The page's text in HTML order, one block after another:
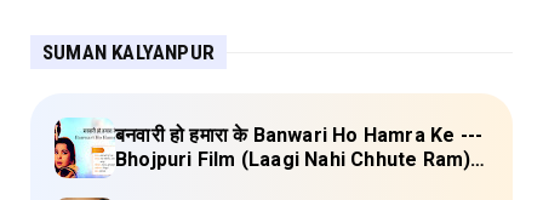
SUMAN KALYANPUR
बनवारी हो हमारा के Banwari Ho Hamra Ke ---
Bhojpuri Film (Laagi Nahi Chhute Ram)